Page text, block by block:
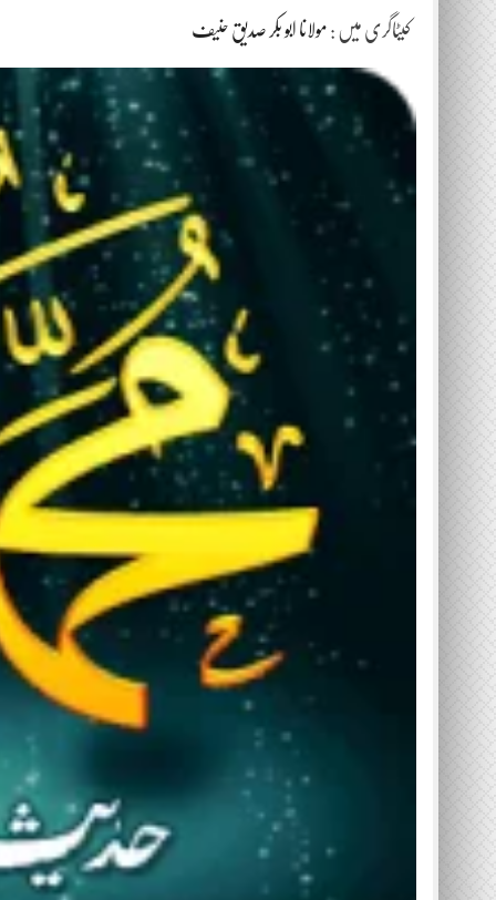
کیٹاگری میں : مولانا ابو بکر صدیق حنیف